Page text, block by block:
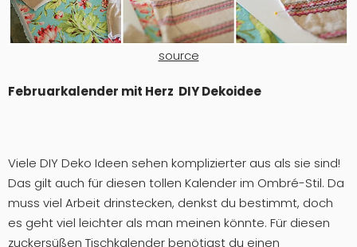
source
Februarkalender mit Herz DIY Dekoidee
Viele DIY Deko Ideen sehen komplizierter aus als sie sind!
Das gilt auch für diesen tollen Kalender im Ombré-Stil. Da
muss viel Arbeit drinstecken, denkst du bestimmt, doch
es geht viel leichter als man meinen könnte. Für diesen
zuckersüßen Tischkalender benötigst du einen